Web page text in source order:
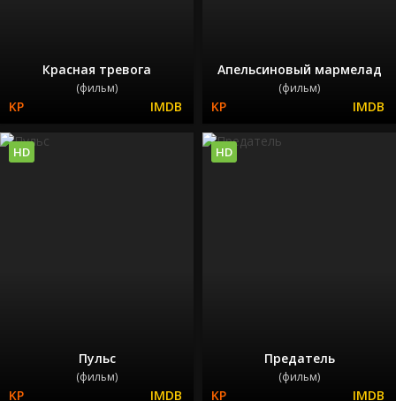
Красная тревога
(фильм)
Апельсиновый мармелад
(фильм)
Пульс
(фильм)
HD
Предатель
(фильм)
HD